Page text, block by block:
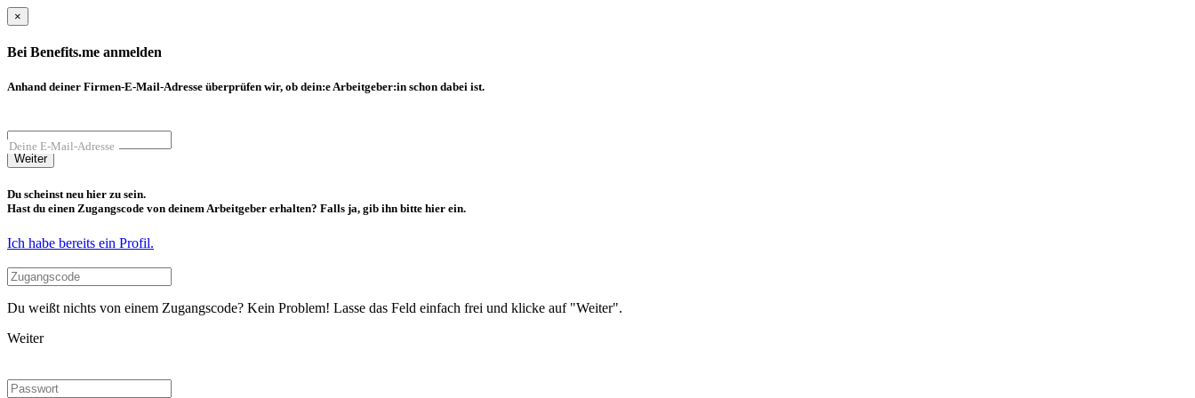
×
Bei Benefits.me anmelden
Anhand deiner Firmen-E-Mail-Adresse überprüfen wir, ob dein:e Arbeitgeber:in schon dabei ist.
Deine E-Mail-Adresse
Weiter
Du scheinst neu hier zu sein.
Hast du einen Zugangscode von deinem Arbeitgeber erhalten? Falls ja, gib ihn bitte hier ein.
Ich habe bereits ein Profil.
Du weißt nichts von einem Zugangscode? Kein Problem! Lasse das Feld einfach frei und klicke auf "Weiter".
Weiter